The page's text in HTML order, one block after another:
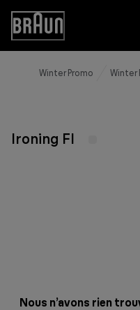
Skip
Content
Accessibility
Statement
Winter Promo Winter
Ironing FI
Nous n’avons rien